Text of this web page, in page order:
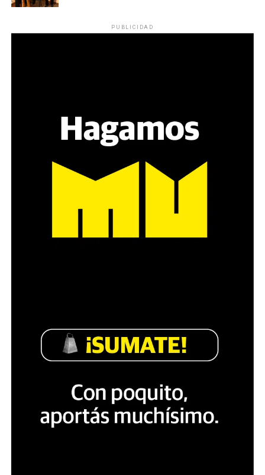
PUBLICIDAD